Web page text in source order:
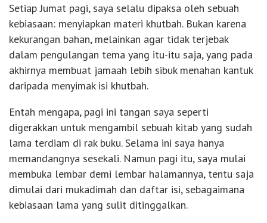
Setiap Jumat pagi, saya selalu dipaksa oleh sebuah
kebiasaan: menyiapkan materi khutbah. Bukan karena
kekurangan bahan, melainkan agar tidak terjebak
dalam pengulangan tema yang itu-itu saja, yang pada
akhirnya membuat jamaah lebih sibuk menahan kantuk
daripada menyimak isi khutbah.
Entah mengapa, pagi ini tangan saya seperti
digerakkan untuk mengambil sebuah kitab yang sudah
lama terdiam di rak buku. Selama ini saya hanya
memandangnya sesekali. Namun pagi itu, saya mulai
membuka lembar demi lembar halamannya, tentu saja
dimulai dari mukadimah dan daftar isi, sebagaimana
kebiasaan lama yang sulit ditinggalkan.